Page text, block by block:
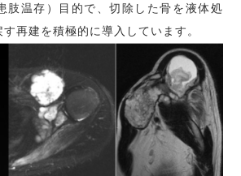
肢温存）目的で、切除した骨を液体処
再建を積極的に導入しています。